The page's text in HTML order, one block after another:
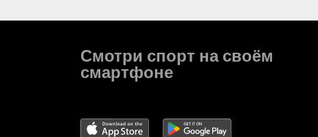
Смотри спорт на своём
смартфоне